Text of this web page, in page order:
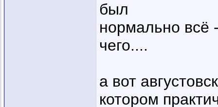
был
нормально всё
чего....
а вот
котором